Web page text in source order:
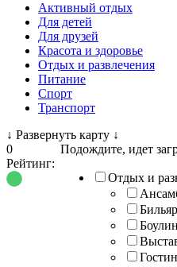
Активный отдых
Для детей
Для друзей
Красота и здоровье
Отдых и развлечения
Питание
Спорт
Транспорт
↓ Развернуть карту ↓
Подождите, идет
Отдых и
0
Рейтинг: